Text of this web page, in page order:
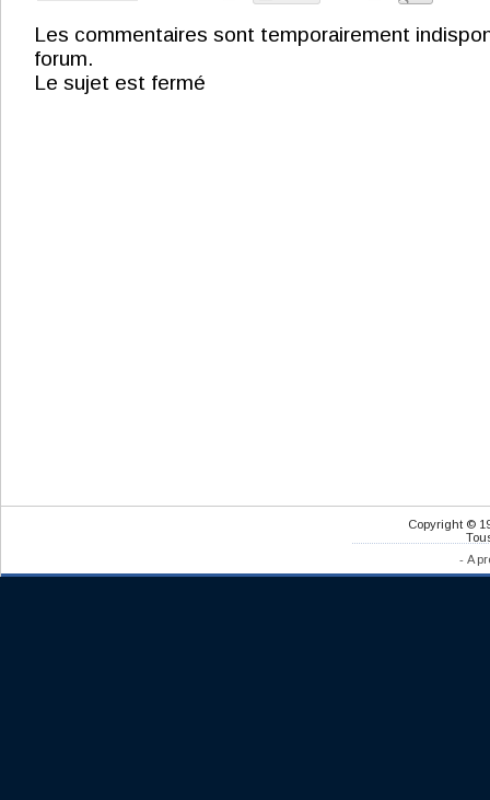
Les commentaires sont temporairement
forum.
Le sujet est fermé
Copyright ©
- A